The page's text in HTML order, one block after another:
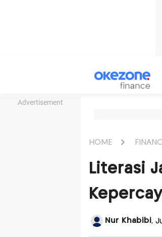
Advertisement
HOME
Literasi
Nur Khabibi,